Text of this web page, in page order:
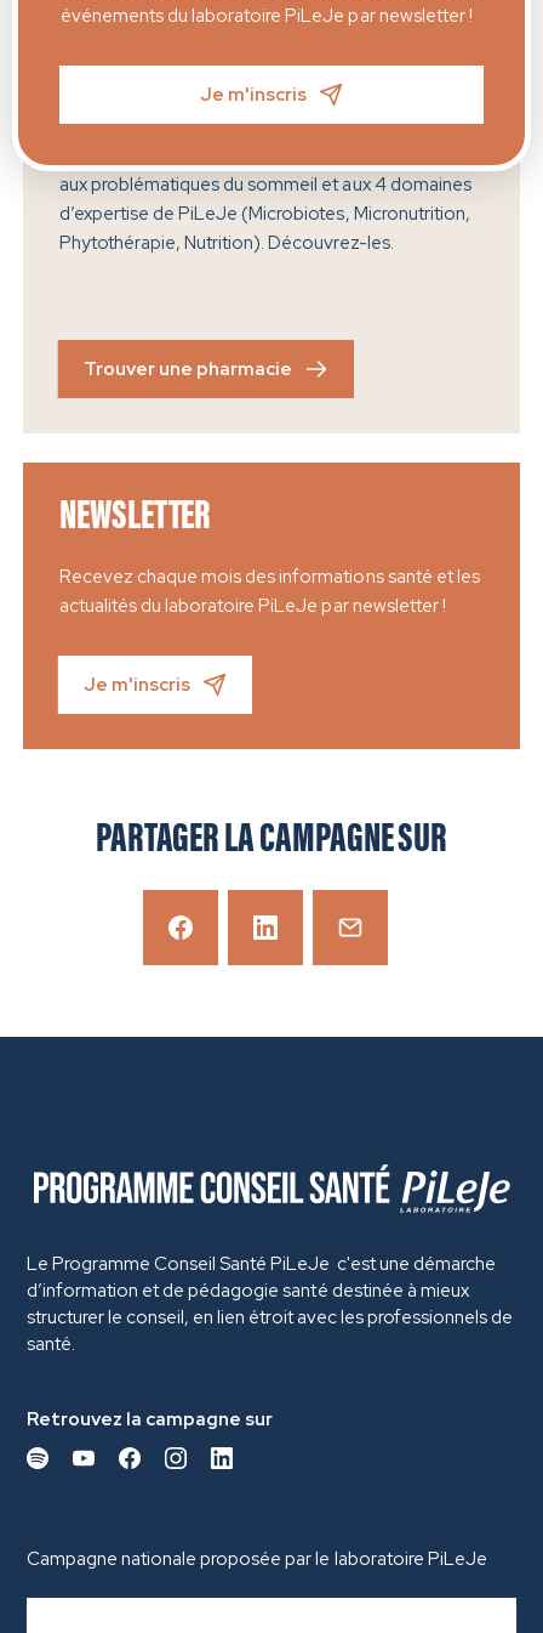
PHARMACIES
PARTENAIRES
aux problématiques du sommeil et aux 4 domaines
d’expertise de PiLeJe (Microbiotes, Micronutrition,
Phytothérapie, Nutrition). Découvrez-les.
Trouver une pharmacie
NEWSLETTER
Recevez chaque mois des informations santé et les
actualités du laboratoire PiLeJe par newsletter !
Je m'inscris
PARTAGER LA CAMPAGNE SUR
Le Programme Conseil Santé PiLeJe c'est une démarche
d’information et de pédagogie santé destinée à mieux
structurer le conseil, en lien étroit avec les professionnels de
santé.
Retrouvez la campagne sur
Campagne nationale proposée par le laboratoire PiLeJe
événements du laboratoire PiLeJe par newsletter !
Je m'inscris